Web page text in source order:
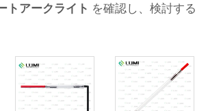
トアークライト を確認し、検討する